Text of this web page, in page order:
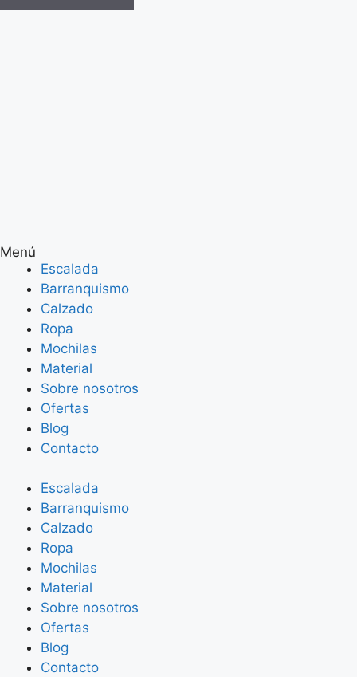
Menú
Escalada
Barranquismo
Calzado
Ropa
Mochilas
Material
Sobre nosotros
Ofertas
Blog
Contacto
Escalada
Barranquismo
Calzado
Ropa
Mochilas
Material
Sobre nosotros
Ofertas
Blog
Contacto